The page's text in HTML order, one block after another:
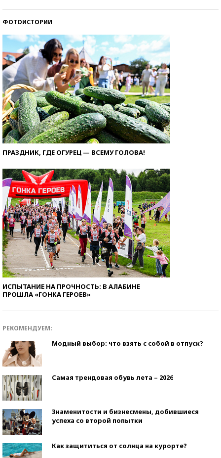
ФОТОИСТОРИИ
ПРАЗДНИК, ГДЕ ОГУРЕЦ — ВСЕМУ ГОЛОВА!
ИСПЫТАНИЕ НА ПРОЧНОСТЬ: В АЛАБИНЕ
ПРОШЛА «ГОНКА ГЕРОЕВ»
РЕКОМЕНДУЕМ:
Модный выбор: что взять с собой в отпуск?
Самая трендовая обувь лета – 2026
Знаменитости и бизнесмены, добившиеся
успеха со второй попытки
Как защититься от солнца на курорте?